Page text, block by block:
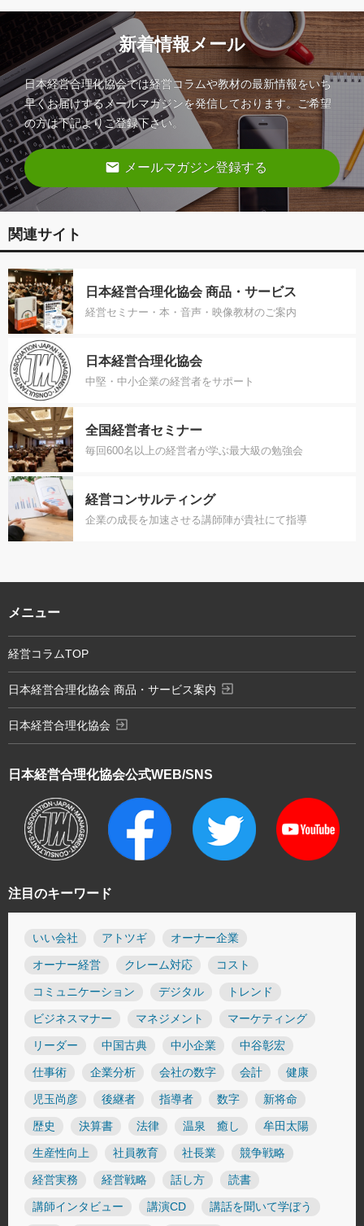
新着情報メール
日本経営合理化協会では経営コラムや教材の最新情報をいち
早くお届けするメールマガジンを発信しております。ご希望
の方は下記よりご登録下さい。
email メールマガジン登録する
関連サイト
日本経営合理化協会 商品・サービス
経営セミナー・本・音声・映像教材のご案内
日本経営合理化協会
中堅・中小企業の経営者をサポート
全国経営者セミナー
毎回600名以上の経営者が学ぶ最大級の勉強会
経営コンサルティング
企業の成長を加速させる講師陣が貴社にて指導
注目のキーワード
いい会社 アトツギ オーナー企業
オーナー経営 クレーム対応 コスト
コミュニケーション デジタル トレンド
ビジネスマナー マネジメント マーケティング
リーダー 中国古典 中小企業 中谷彰宏
仕事術 企業分析 会社の数字 会計 健康
児玉尚彦 後継者 指導者 数字 新将命
歴史 決算書 法律 温泉 癒し 牟田太陽
生産性向上 社員教育 社長業 競争戦略
経営実務 経営戦略 話し方 読書
講師インタビュー 講演CD 講話を聞いて学ぼう
日本経営合理化協会公式WEB/SNS
メニュー
経営コラムTOP
日本経営合理化協会 商品・サービス案内 exit_to_app
日本経営合理化協会 exit_to_app